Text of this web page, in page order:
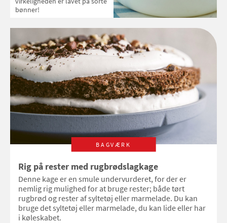
bønner!
BAGVÆRK
Rig på rester med rugbrødslagkage
Denne kage er en smule undervurderet, for der er
nemlig rig mulighed for at bruge rester; både tørt
rugbrød og rester af syltetøj eller marmelade. Du kan
bruge det syltetøj eller marmelade, du kan lide eller har
i køleskabet.